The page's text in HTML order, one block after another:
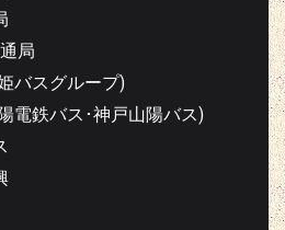
局
バスグループ)
電鉄バス･神戸山陽バス)